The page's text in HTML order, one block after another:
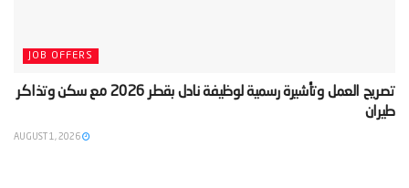
JOB OFFERS
‫تصريح العمل وتأشيرة رسمية لوظيفة نادل بقطر 2026 مع سكن وتذاكر
طيران‬